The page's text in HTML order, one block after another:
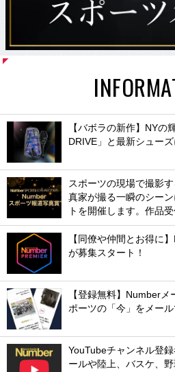
【バボラの新作】NYの
DRIVE」と最新シュー
スポーツの現場で撮影
真家が撮る一瞬のシー
トを開催します。作品受
【同僚や仲間とお得に
が募集スタート！
【登録無料】Number
ポーツの「今」をメール
YouTubeチャンネル登
ールや陸上、バスケ、